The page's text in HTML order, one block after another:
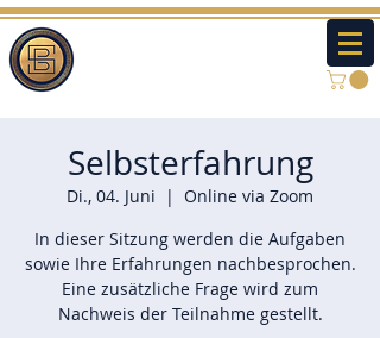
Selbsterfahrung
Di., 04. Juni
  |
Online via Zoom
In dieser Sitzung werden die Aufgaben
sowie Ihre Erfahrungen nachbesprochen.
Eine zusätzliche Frage wird zum
Nachweis der Teilnahme gestellt.